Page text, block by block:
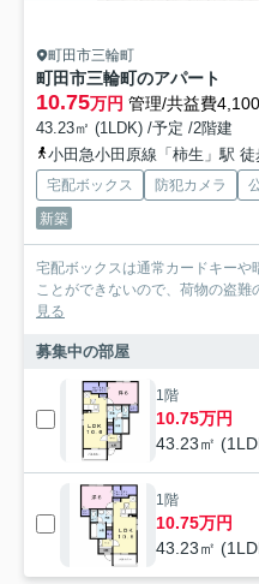
町田市三輪町
町田市三輪町のアパート
10.75万円 管理/共益費
43.23㎡ (1LDK) /予定 /2階建
小田急小田原線「柿生」駅 徒
宅配ボックス 防犯カメラ
新築
宅配ボックスは通常カードキーや
ことができないので、荷物の盗難
見る
募集中の部屋
1階
10.75万円
43.23㎡
1階
10.75万円
43.23㎡